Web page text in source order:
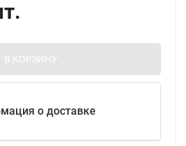
В КОРЗИНУ
о доставке